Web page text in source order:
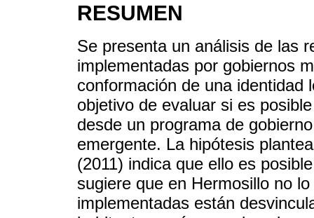
RESUMEN
Se presenta un análisis de las
implementadas por gobiernos
conformación de una identidad
objetivo de evaluar si es
desde un programa de
emergente. La hipótesis
(2011) indica que ello es
sugiere que en Hermosillo no
implementadas están